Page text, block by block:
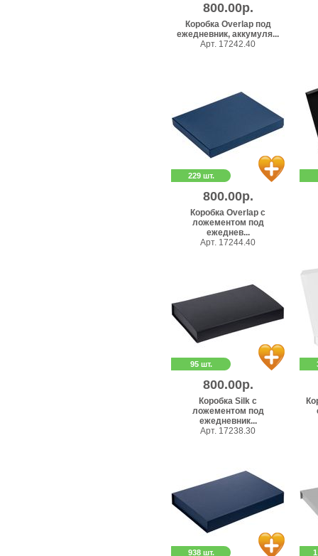
800.00р.
Коробка Overlap под
ежедневник, аккумуля...
Арт. 17242.40
229 шт.
800.00р.
Коробка Overlap с
ложементом под
ежеднев...
Арт. 17244.40
95 шт.
800.00р.
Коробка Silk с
ложементом под
ежедневник...
Арт. 17238.30
938 шт.